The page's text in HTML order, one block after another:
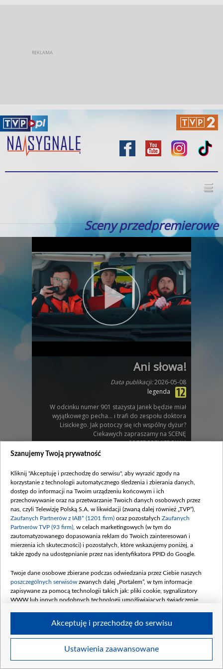
Sceny przedpremierowe
Ani słowa!
Data publikacji:2026-05-08
legenda
W odcinku numer 901 stażysta Janek będzie miał
wyjątkowego pecha… i trafi do zespołu doktora
Lisickiego. Jak potoczy się ich wspólny dyżur?
Ciekawych zapraszamy na SCENĘ
PRZEDPREMIEROWĄ!
Zobacz również
Paluszek i deska
W odcinku numer...
Komentarze
regulamin tvp.pl pomoc polityka prywatności
zgody
redakcja newsletter kontakt
Szanujemy Twoją prywatność
Kliknij "Akceptuję i przechodzę do serwisu", aby wyrazić zgody na
korzystanie z technologii automatycznego śledzenia i zbierania danych,
dostęp do informacji na Twoim urządzeniu końcowym i ich
przechowywanie oraz na przetwarzanie Twoich danych osobowych przez
nas, czyli Telewizję Polską S.A. w likwidacji (zwaną dalej również „TVP”),
Zaufanych Partnerów z IAB* (1201 firm) oraz pozostałych Zaufanych
Partnerów TVP (93 firm) , w celach marketingowych (w tym do
zautomatyzowanego dopasowania reklam do Twoich zainteresowań i
mierzenia ich skuteczności) i pozostałych, które wskazujemy poniżej, a
także zgody na udostępnianie przez nas identyfikatora PPID do Google.
Twoje dane osobowe zbierane podczas odwiedzania przez Ciebie naszych
poszczególnych serwisów zwanych dalej „Portalem”, w tym informacje
zapisywane za pomocą technologii takich jak: pliki cookie, sygnalizatory
WWW lub innych podobnych technologii umożliwiających świadczenie
Twoje dane osobowe zbierane podczas odwiedzania przez Ciebie
Ustawienia zaawansowane
Akceptuję i przechodzę do serwisu